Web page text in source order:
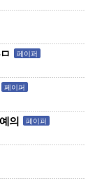
페이퍼
페이퍼
의 페이퍼